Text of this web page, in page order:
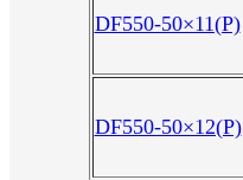
DF550-50×11(P)
​DF550-50×12(P)